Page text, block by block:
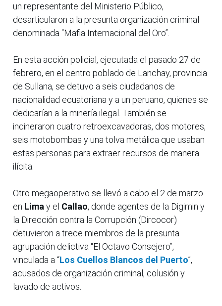
un representante del Ministerio Público,
desarticularon a la presunta organización criminal
denominada “Mafia Internacional del Oro”.
En esta acción policial, ejecutada el pasado 27 de
febrero, en el centro poblado de Lanchay, provincia
de Sullana, se detuvo a seis ciudadanos de
nacionalidad ecuatoriana y a un peruano, quienes se
dedicarían a la minería ilegal. También se
incineraron cuatro retroexcavadoras, dos motores,
seis motobombas y una tolva metálica que usaban
estas personas para extraer recursos de manera
ilícita.
Otro megaoperativo se llevó a cabo el 2 de marzo
en Lima y el Callao, donde agentes de la Digimin y
la Dirección contra la Corrupción (Dircocor)
detuvieron a trece miembros de la presunta
agrupación delictiva “El Octavo Consejero”,
vinculada a “Los Cuellos Blancos del Puerto”,
acusados de organización criminal, colusión y
lavado de activos.